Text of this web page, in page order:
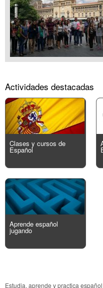
Actividades destacadas
Clases y cursos de
Español
Aprende español
jugando
Estudia, aprende y practica